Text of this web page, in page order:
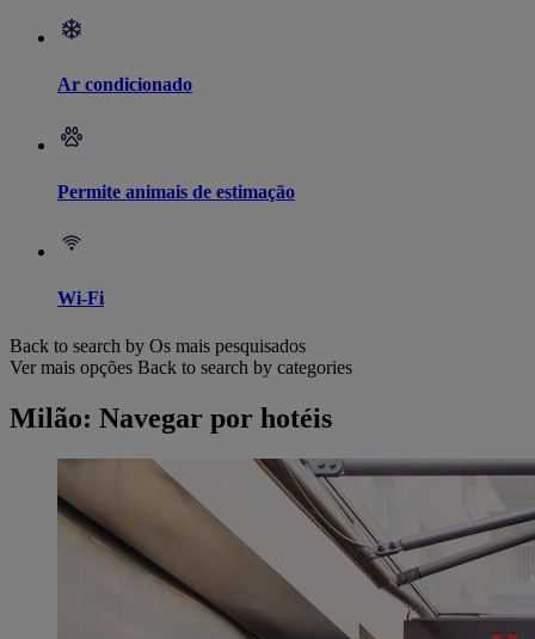
Ar condicionado
Permite animais de estimação
Wi-Fi
Back to search by Os mais pesquisados
Ver mais opções Back to search by categories
Milão: Navegar por hotéis